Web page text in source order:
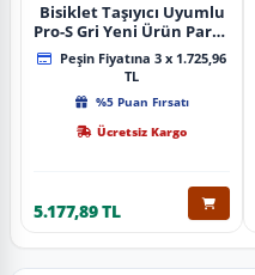
Bisiklet Taşıyıcı Uyumlu
Pro-S Gri Yeni Ürün Parça
Tavan Tipi Bisiklet
Taşıyıcı
Peşin Fiyatına 3 x 1.725,96
TL
%5 Puan Fırsatı
Ücretsiz Kargo
5.177,89 TL